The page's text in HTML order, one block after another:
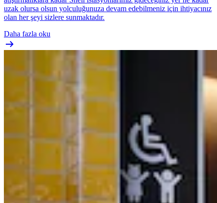
uzak olursa olsun yolculuğunuza devam edebilmeniz için ihtiyacınız
olan her şeyi sizlere sunmaktadır.
Daha fazla oku